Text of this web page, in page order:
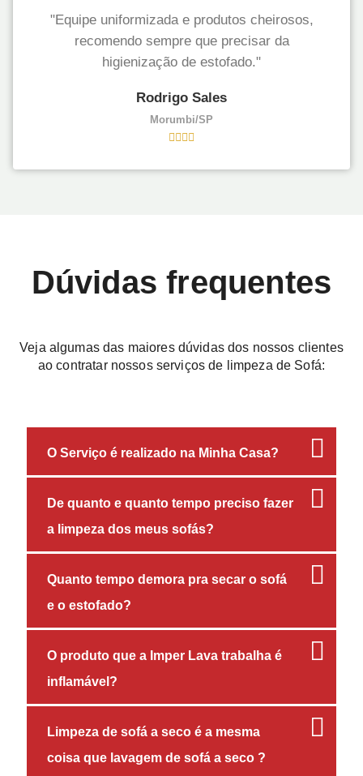
"Equipe uniformizada e produtos cheirosos,
recomendo sempre que precisar da
higienização de estofado."
Rodrigo Sales
Morumbi/SP
Dúvidas frequentes
Veja algumas das maiores dúvidas dos nossos clientes
ao contratar nossos serviços de limpeza de Sofá:
O Serviço é realizado na Minha Casa?
De quanto e quanto tempo preciso fazer
a limpeza dos meus sofás?
Quanto tempo demora pra secar o sofá
e o estofado?
O produto que a Imper Lava trabalha é
inflamável?
Limpeza de sofá a seco é a mesma
coisa que lavagem de sofá a seco ?